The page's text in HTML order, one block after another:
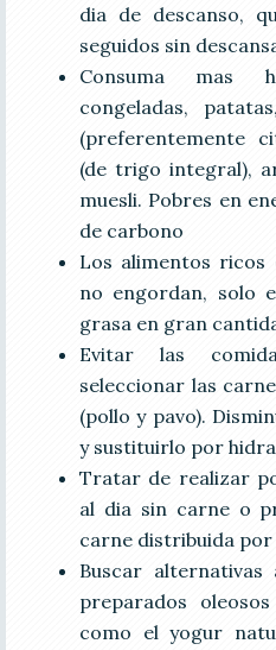
dia de descanso,
seguidos sin
Consuma mas
congeladas,
(preferentemente
(de trigo integral),
muesli. Pobres en
de carbono
Los alimentos ricos
no engordan, solo
grasa en gran
Evitar las
seleccionar las
(pollo y pavo).
y sustituirlo por
Tratar de realizar
al dia sin carne o
carne distribuida
Buscar
preparados
como el yogur